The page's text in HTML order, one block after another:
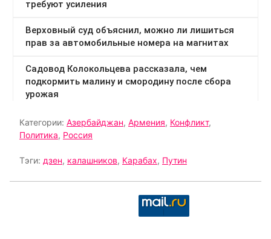
Категории: Азербайджан, Армения, Конфликт,
Политика, Россия
Тэги: дзен, калашников, Карабах, Путин